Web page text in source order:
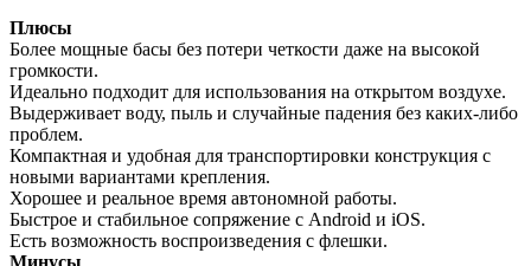
Плюсы
Более мощные басы без потери четкости даже на высокой
громкости.
Идеально подходит для использования на открытом воздухе.
Выдерживает воду, пыль и случайные падения без каких-либо
проблем.
Компактная и удобная для транспортировки конструкция с
новыми вариантами крепления.
Хорошее и реальное время автономной работы.
Быстрое и стабильное сопряжение с Android и iOS.
Есть возможность воспроизведения с флешки.